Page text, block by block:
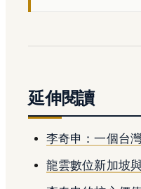
延伸閱讀
李奇申：一個台
龍雲數位新加坡